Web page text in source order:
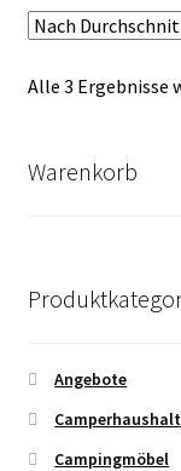
Alle 3 Ergebnisse
Warenkorb
Angebote
Camperhaushalt
Campingmöbel